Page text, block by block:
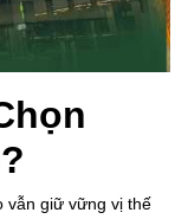
vẫn giữ vững vị thế